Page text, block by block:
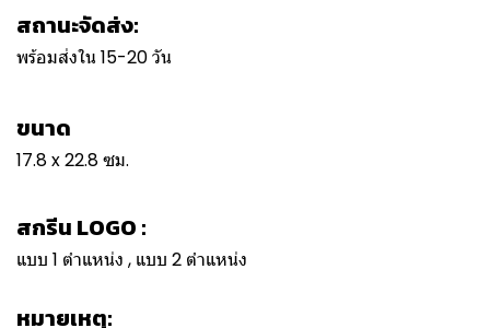
สถานะจัดส่ง:
พร้อมส่งใน 15-20 วัน
ขนาด
17.8 x 22.8 ซม.
สกรีน LOGO :
แบบ 1 ตำแหน่ง , แบบ 2 ตำแหน่ง
หมายเหตุ: